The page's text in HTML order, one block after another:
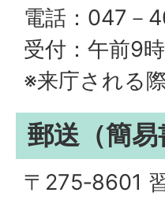
電話：047－
受付：午前9
※来庁される
郵送（簡
〒275‐8601